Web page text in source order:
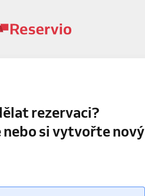
rezervaci?
nebo si vytvořte nový